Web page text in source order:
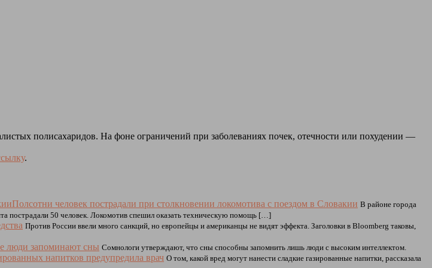
полисахаридов. На фоне ограничений при заболеваниях почек, отечности или похудении —
.
Полсотни человек пострадали при столкновении локомотива с поездом в Словакии В районе города
пострадали 50 человек. Локомотив спешил оказать техническую помощь […]
Против России ввели много санкций, но европейцы и американцы не видят эффекта. Заголовки в Bloomberg таковы,
люди запоминают сны Сомнологи утверждают, что сны способны запомнить лишь люди с высоким интеллектом.
напитков предупредила врач О том, какой вред могут нанести сладкие газированные напитки, рассказала